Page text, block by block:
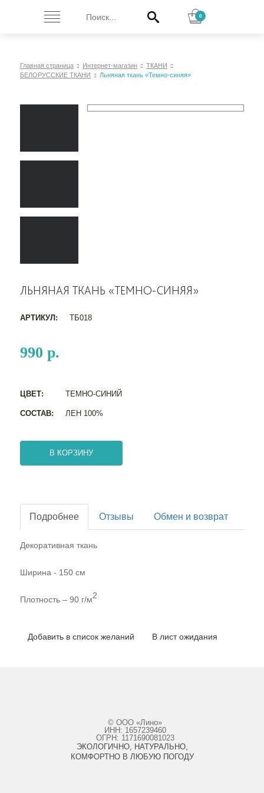
0
Главная страница Интернет-магазин
ТКАНИ
БЕЛОРУССКИЕ ТКАНИ
Льняная ткань «Темно-синяя»
ЛЬНЯНАЯ ТКАНЬ «ТЕМНО-СИНЯЯ»
АРТИКУЛ: ТБ018
990 р.
ЦВЕТ: ТЕМНО-СИНИЙ
СОСТАВ: ЛЕН 100%
В КОРЗИНУ
Подробнее Отзывы Обмен и возврат
Декоративная ткань
Ширина - 150 см
Плотность – 90 г/м2
Добавить в список желаний В лист ожидания
© ООО «Лино»
ИНН: 1657239460
ОГРН: 1171690081023
ЭКОЛОГИЧНО, НАТУРАЛЬНО,
КОМФОРТНО В ЛЮБУЮ ПОГОДУ